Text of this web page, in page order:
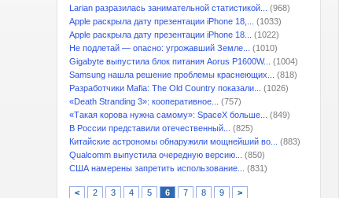
Larian разразилась занимательной статистикой...
(968)
Apple раскрыла дату презентации iPhone 18,...
(1033)
Apple раскрыла дату презентации iPhone 18...
(1022)
Не подлетай — опасно: угрожавший Земле...
(1010)
Gigabyte выпустила блок питания Aorus P1600W...
(1004)
Samsung нашла решение проблемы краснеющих...
(818)
Разработчики Mafia: The Old Country показали...
(1026)
«Death Stranding 3»: кооперативное...
(757)
«Такая корова нужна самому»: SpaceX больше...
(849)
В России представили отечественный...
(825)
Китайские астрономы обнаружили мощнейший во...
(883)
Qualcomm выпустила очередную версию...
(850)
США намерены запретить использование...
(831)
< 2 3 4 5 6 7 8 9 >